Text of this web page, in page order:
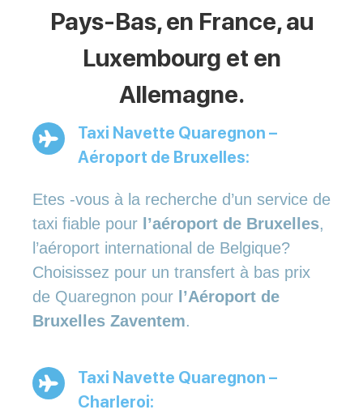
Pays-Bas, en France, au
Luxembourg et en
Allemagne.
Taxi Navette Quaregnon –
Aéroport de Bruxelles:
Etes -vous à la recherche d’un service de
taxi fiable pour l’aéroport de Bruxelles,
l’aéroport international de Belgique?
Choisissez pour un transfert à bas prix
de Quaregnon pour l’Aéroport de
Bruxelles Zaventem.
Taxi Navette Quaregnon –
Charleroi: